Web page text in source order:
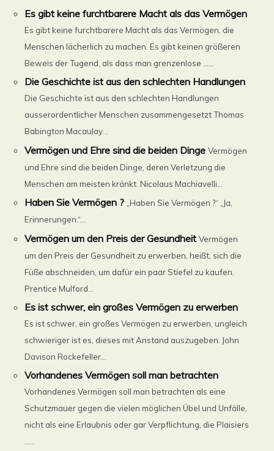
Es gibt keine furchtbarere Macht als das Vermögen
Es gibt keine furchtbarere Macht als das Vermögen, die
Menschen lächerlich zu machen. Es gibt keinen größeren
Beweis der Tugend, als dass man grenzenlose ......
Die Geschichte ist aus den schlechten Handlungen
Die Geschichte ist aus den schlechten Handlungen
ausserordentlicher Menschen zusammengesetzt Thomas
Babington Macaulay...
Vermögen und Ehre sind die beiden Dinge Vermögen
und Ehre sind die beiden Dinge, deren Verletzung die
Menschen am meisten kränkt. Nicolaus Machiavelli...
Haben Sie Vermögen ? „Haben Sie Vermögen ?“ „Ja,
Erinnerungen.“...
Vermögen um den Preis der Gesundheit Vermögen
um den Preis der Gesundheit zu erwerben, heißt, sich die
Füße abschneiden, um dafür ein paar Stiefel zu kaufen.
Prentice Mulford...
Es ist schwer, ein großes Vermögen zu erwerben
Es ist schwer, ein großes Vermögen zu erwerben, ungleich
schwieriger ist es, dieses mit Anstand auszugeben. John
Davison Rockefeller...
Vorhandenes Vermögen soll man betrachten
Vorhandenes Vermögen soll man betrachten als eine
Schutzmauer gegen die vielen möglichen Übel und Unfälle,
nicht als eine Erlaubnis oder gar Verpflichtung, die Plaisiers
......